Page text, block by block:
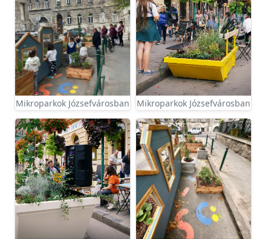
Mikroparkok Józsefvárosban Mikroparkok Józsefvárosban